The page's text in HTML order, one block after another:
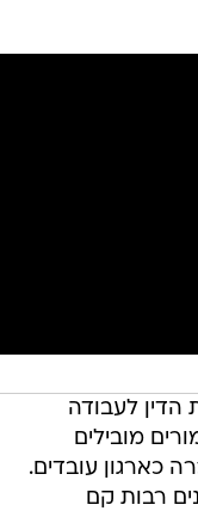
הדין לעבודה
מובילים
כארגון עובדים.
רבות קם